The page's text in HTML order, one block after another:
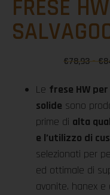
FRESE
€78,93-€
Le frese HW
solide sono
prime di alta
e l’utilizzo di
selezionati per
ed ottimale di
avonite. hanex e